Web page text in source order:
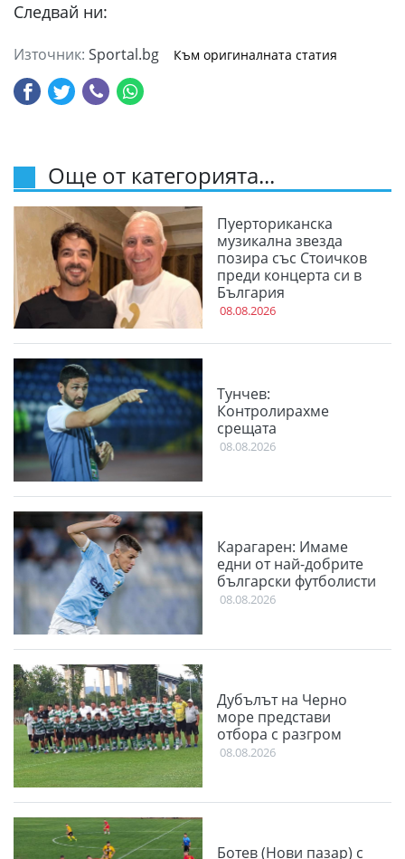
Следвай ни:
Източник: Sportal.bg Към оригиналната статия
Още от категорията...
Пуерториканска
музикална звезда
позира със Стоичков
преди концерта си в
България
08.08.2026
Тунчев:
Контролирахме
срещата
08.08.2026
Карагарен: Имаме
едни от най-добрите
български футболисти
08.08.2026
Дубълът на Черно
море представи
отбора с разгром
08.08.2026
Ботев (Нови пазар) с